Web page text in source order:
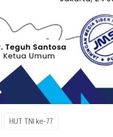
HUT TNI ke-77